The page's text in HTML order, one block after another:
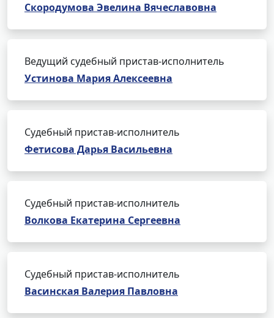
Скородумова Эвелина Вячеславовна
Ведущий судебный пристав-исполнитель
Устинова Мария Алексеевна
Судебный пристав-исполнитель
Фетисова Дарья Васильевна
Судебный пристав-исполнитель
Волкова Екатерина Сергеевна
Судебный пристав-исполнитель
Васинская Валерия Павловна